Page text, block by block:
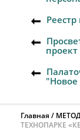
"Новое
Главная
ТЕХНОПАРКЕ